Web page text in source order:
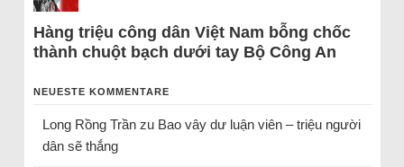
Hàng triệu công dân Việt Nam bỗng chốc
thành chuột bạch dưới tay Bộ Công An
NEUESTE KOMMENTARE
Long Rồng Trầnzu Bao vây dư luận viên – triệu người
dân sẽ thắng